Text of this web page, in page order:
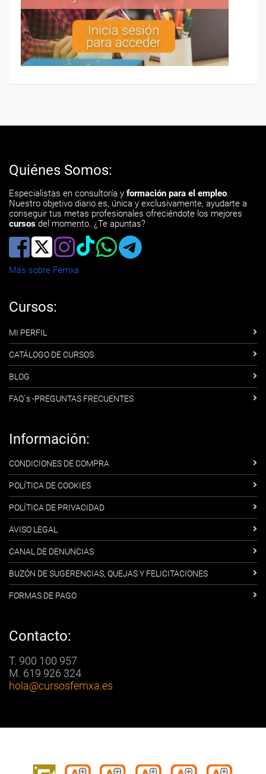
Quiénes Somos:
Especialistas en consultoría y formación para el empleo.
Nuestro objetivo diario es, única y exclusivamente, ayudarte a
conseguir tus metas profesionales ofreciéndote los mejores
cursos del momento. ¿Te apuntas?
Más sobre Femxa
Cursos:
MI PERFIL
CATÁLOGO DE CURSOS
BLOG
FAQ´s -PREGUNTAS FRECUENTES
Información:
CONDICIONES DE COMPRA
POLÍTICA DE COOKIES
POLÍTICA DE PRIVACIDAD
AVISO LEGAL
CANAL DE DENUNCIAS
BUZÓN DE SUGERENCIAS, QUEJAS Y FELICITACIONES
FORMAS DE PAGO
Contacto:
T. 900 100 957
M. 619 926 324
hola@cursosfemxa.es